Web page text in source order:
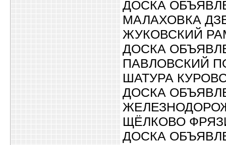
ДОСКА
МАЛАХОВКА
ЖУКОВСКИЙ
ДОСКА
ПАВЛОВСКИЙ
ШАТУРА
ДОСКА
ЩЁЛКОВО
ДОСКА